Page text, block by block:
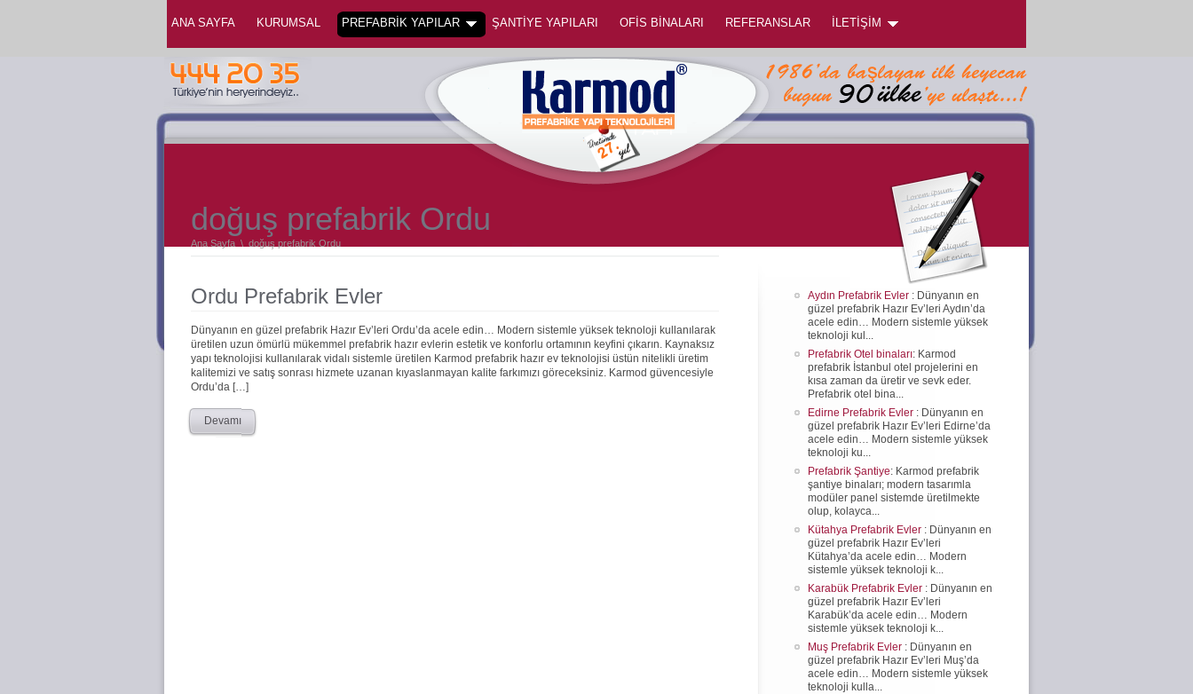
ANA SAYFA KURUMSAL PREFABRİK YAPILAR ŞANTİYE YAPILARI OFİS BİNALARI REFERANSLAR İLETİŞİM
doğuş prefabrik Ordu
Ana Sayfa \ doğuş prefabrik Ordu
Ordu Prefabrik Evler
Dünyanın en güzel prefabrik Hazır Ev’leri Ordu’da acele edin… Modern sistemle yüksek teknoloji kullanılarak
üretilen uzun ömürlü mükemmel prefabrik hazır evlerin estetik ve konforlu ortamının keyfini çıkarın. Kaynaksız
yapı teknolojisi kullanılarak vidalı sistemle üretilen Karmod prefabrik hazır ev teknolojisi üstün nitelikli üretim
kalitemizi ve satış sonrası hizmete uzanan kıyaslanmayan kalite farkımızı göreceksiniz. Karmod güvencesiyle
Ordu’da […]
Devamı
Aydın Prefabrik Evler : Dünyanın en
güzel prefabrik Hazır Ev’leri Aydın’da
acele edin… Modern sistemle yüksek
teknoloji kul...
Prefabrik Otel binaları: Karmod
prefabrik İstanbul otel projelerini en
kısa zaman da üretir ve sevk eder.
Prefabrik otel bina...
Edirne Prefabrik Evler : Dünyanın en
güzel prefabrik Hazır Ev’leri Edirne’da
acele edin… Modern sistemle yüksek
teknoloji ku...
Prefabrik Şantiye: Karmod prefabrik
şantiye binaları; modern tasarımla
modüler panel sistemde üretilmekte
olup, kolayca...
Kütahya Prefabrik Evler : Dünyanın en
güzel prefabrik Hazır Ev’leri
Kütahya’da acele edin… Modern
sistemle yüksek teknoloji k...
Karabük Prefabrik Evler : Dünyanın en
güzel prefabrik Hazır Ev’leri
Karabük’da acele edin… Modern
sistemle yüksek teknoloji k...
Muş Prefabrik Evler : Dünyanın en
güzel prefabrik Hazır Ev’leri Muş’da
acele edin… Modern sistemle yüksek
teknoloji kulla...